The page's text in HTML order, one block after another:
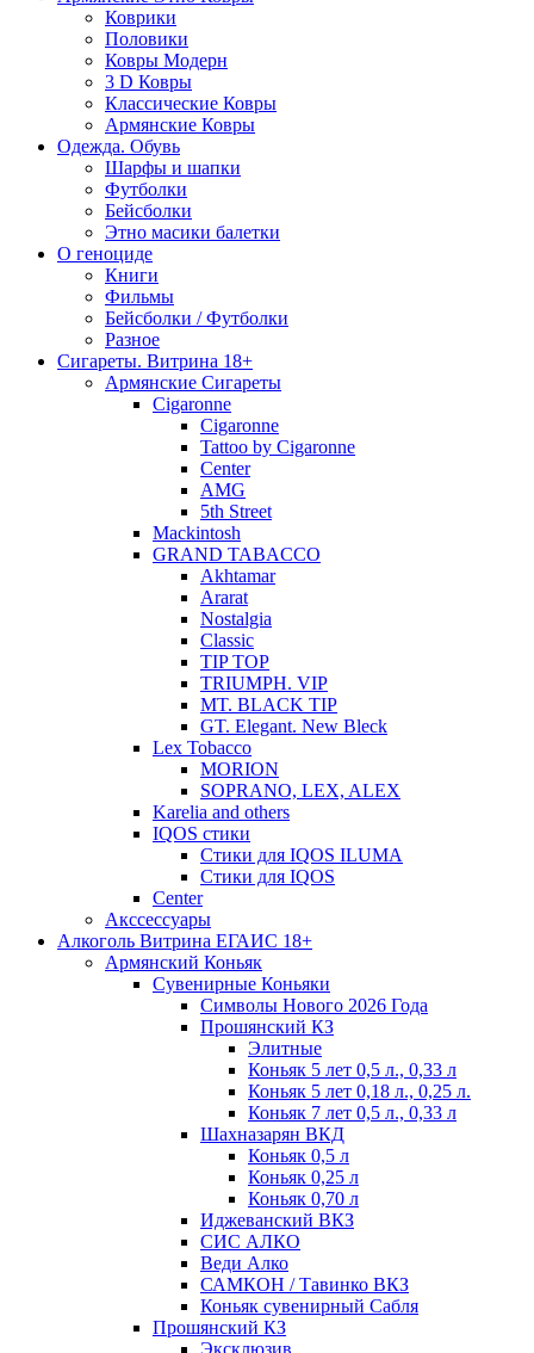
Коврики
Половики
Ковры Модерн
3 D Ковры
Классические Ковры
Армянские Ковры
Одежда. Обувь
Шарфы и шапки
Футболки
Бейсболки
Этно масики балетки
О геноциде
Книги
Фильмы
Бейсболки / Футболки
Разное
Сигареты. Витрина 18+
Армянские Сигареты
Cigaronne
Cigaronne
Tattoo by Cigaronne
Center
AMG
5th Street
Mackintosh
GRAND TABACCO
Akhtamar
Ararat
Nostalgia
Classic
TIP TOP
TRIUMPH. VIP
MT. BLACK TIP
GT. Elegant. New Bleck
Lex Tobacco
MORION
SOPRANO, LEX, ALEX
Karelia and others
IQOS стики
Стики для IQOS ILUMA
Стики для IQOS
Сenter
Акссессуары
Алкоголь Витрина ЕГАИС 18+
Армянский Коньяк
Сувенирные Коньяки
Символы Нового 2026 Года
Прошянский КЗ
Элитные
Коньяк 5 лет 0,5 л., 0,33 л
Коньяк 5 лет 0,18 л., 0,25 л.
Коньяк 7 лет 0,5 л., 0,33 л
Шахназарян ВКД
Коньяк 0,5 л
Коньяк 0,25 л
Коньяк 0,70 л
Иджеванский ВКЗ
СИС АЛКО
Веди Алко
САМКОН / Тавинко ВКЗ
Коньяк сувенирный Сабля
Прошянский КЗ
Эксклюзив